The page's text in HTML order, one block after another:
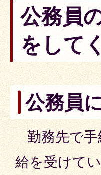
公務員
をして
公務員
勤務先で手
給を受けて